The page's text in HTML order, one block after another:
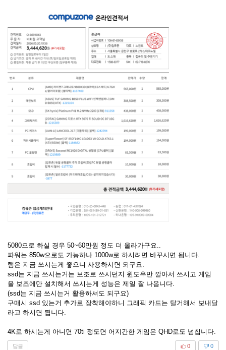
5080으로 하실 경우 50~60만원 정도 더 올라가구요..
파워는 850w으로도 가능하나 1000w로 하시려면 바꾸시면 됩니다.
램은 지금 쓰시는게 좋으니 사용하시면 되구요.
ssd는 지금 쓰시는거는 보조로 쓰시던지 윈도우만 깔아서 쓰시고 게임
을 보조에만 설치해서 쓰시는게 성능은 제일 잘 나옵니다.
(ssd는 지금 쓰시는거 활용하셔도 되구요)
구매시 ssd 있는거 추가로 장착해야하니 그래픽 카드는 탈거해서 보내달
라고 하시면 됩니다.
4K로 하시는게 아니면 70ti 정도면 어지간한 게임은 QHD로도 넘칩니다.
답글 0
0